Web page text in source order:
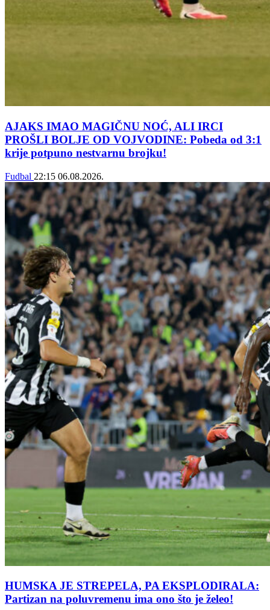
AJAKS IMAO MAGIČNU NOĆ, ALI IRCI
PROŠLI BOLJE OD VOJVODINE: Pobeda od 3:1
krije potpuno nestvarnu brojku!
Fudbal 22:15 06.08.2026.
HUMSKA JE STREPELA, PA EKSPLODIRALA:
Partizan na poluvremenu ima ono što je želeo!